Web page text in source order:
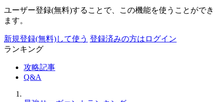
ユーザー登録(無料)することで、この機能を使うことができ
ます。
新規登録(無料)して使う 登録済みの方はログイン
ランキング
攻略記事
Q&A